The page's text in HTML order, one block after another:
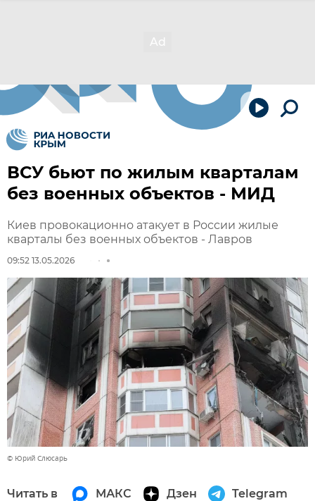
ВСУ бьют по жилым кварталам
без военных объектов - МИД
Киев провокационно атакует в России жилые
кварталы без военных объектов - Лавров
09:52 13.05.2026
© Юрий Слюсарь
Читать в МАКС Дзен Telegram